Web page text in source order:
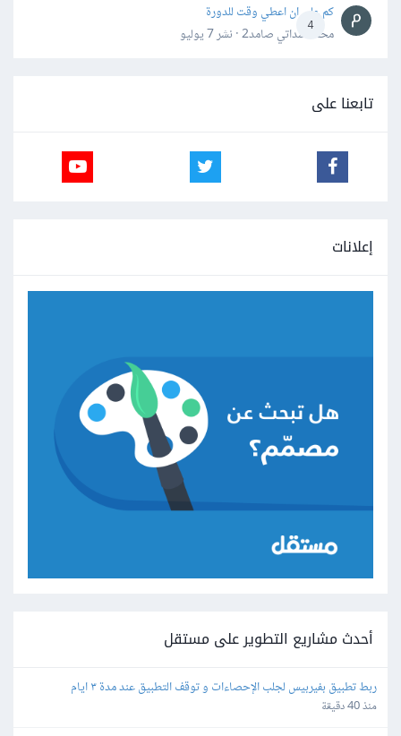
4
كم علي ان اعطي وقت للدورة
محمد سداتي صامد2 · نشر
7 يوليو
تابعنا على
إعلانات
أحدث مشاريع التطوير على مستقل
ربط تطبيق بفيربيس لجلب الإحصاءات و توقف التطبيق عند مدة ٣ ايام
منذ 40 دقيقة